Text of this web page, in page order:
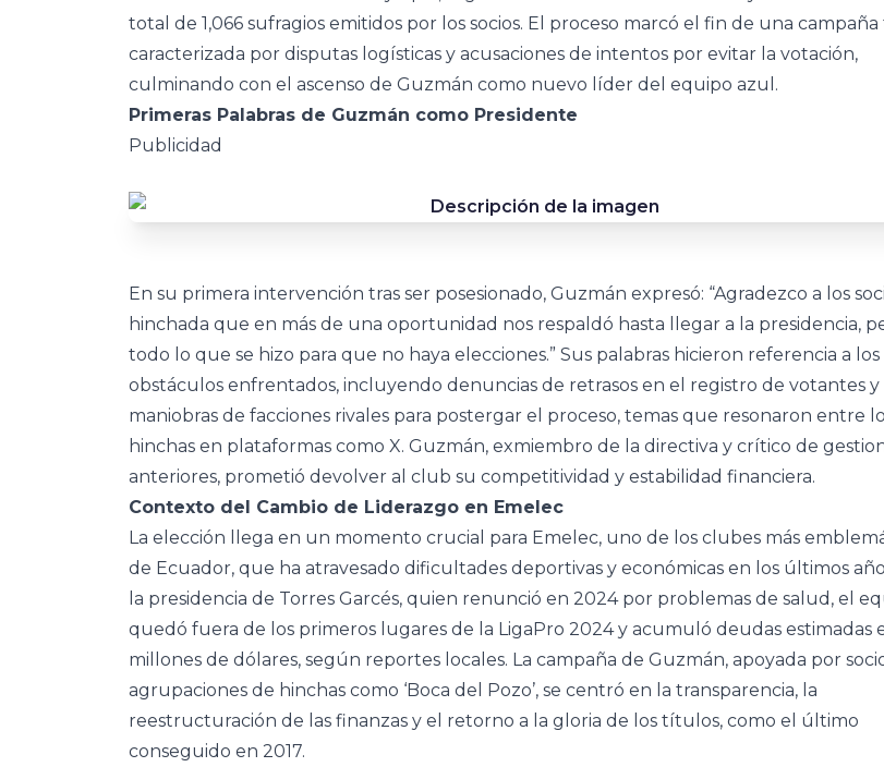
total de 1,066 sufragios emitidos por los socios. El proceso marcó el fin de una campaña
caracterizada por disputas logísticas y acusaciones de intentos por evitar la votación,
culminando con el ascenso de Guzmán como nuevo líder del equipo azul.
Primeras Palabras de Guzmán como Presidente
Publicidad
En su primera intervención tras ser posesionado, Guzmán expresó: “Agradezco a los
hinchada que en más de una oportunidad nos respaldó hasta llegar a la presidencia,
todo lo que se hizo para que no haya elecciones.” Sus palabras hicieron referencia a los
obstáculos enfrentados, incluyendo denuncias de retrasos en el registro de votantes y
maniobras de facciones rivales para postergar el proceso, temas que resonaron entre
hinchas en plataformas como X. Guzmán, exmiembro de la directiva y crítico de
anteriores, prometió devolver al club su competitividad y estabilidad financiera.
Contexto del Cambio de Liderazgo en Emelec
La elección llega en un momento crucial para Emelec, uno de los clubes más
de Ecuador, que ha atravesado dificultades deportivas y económicas en los últimos
la presidencia de Torres Garcés, quien renunció en 2024 por problemas de salud, el
quedó fuera de los primeros lugares de la LigaPro 2024 y acumuló deudas estimadas
millones de dólares, según reportes locales. La campaña de Guzmán, apoyada por
agrupaciones de hinchas como ‘Boca del Pozo’, se centró en la transparencia, la
reestructuración de las finanzas y el retorno a la gloria de los títulos, como el último
conseguido en 2017.